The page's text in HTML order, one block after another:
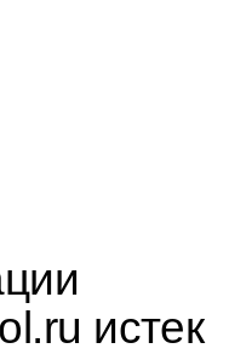
истек